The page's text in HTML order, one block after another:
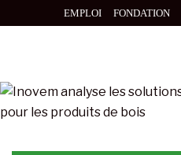
au
EMPLOI FONDATION